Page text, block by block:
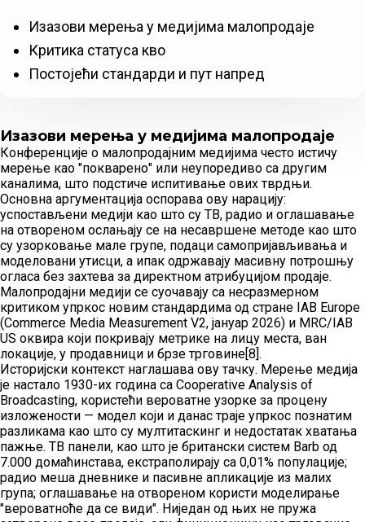
Изазови мерења у медијима малопродаје
Конференције о малопродајним медијима често истичу
мерење као "покварено" или неупоредиво са другим
каналима, што подстиче испитивање ових тврдњи.
Основна аргументација оспорава ову нарацију:
успостављени медији као што су ТВ, радио и оглашавање
на отвореном ослањају се на несавршене методе као што
су узорковање мале групе, подаци самопријављивања и
моделовани утисци, а ипак одржавају масивну потрошњу
огласа без захтева за директном атрибуцијом продаје.
Малопродајни медији се суочавају са несразмерном
критиком упркос новим стандардима од стране IAB Europe
(Commerce Media Measurement V2, јануар 2026) и MRC/IAB
US оквира који покривају метрике на лицу места, ван
локације, у продавници и брзе трговине[8].
Историјски контекст наглашава ову тачку. Мерење медија
је настало 1930-их година са Cooperative Analysis of
Broadcasting, користећи вероватне узорке за процену
изложености — модел који и данас траје упркос познатим
разликама као што су мултитаскинг и недостатак хватања
пажње. ТВ панели, као што је британски систем Barb од
7.000 домаћинстава, екстраполирају са 0,01% популације;
радио меша дневнике и пасивне апликације из малих
група; оглашавање на отвореном користи моделирање
"вероватноће да се види". Ниједан од њих не пружа
Изазови мерења у медијима малопродаје
Критика статуса кво
Постојећи стандарди и пут напред